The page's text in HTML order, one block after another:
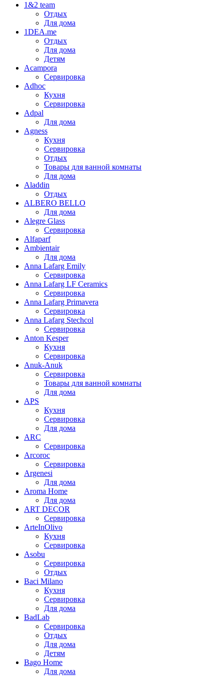
1&2 team
Отдых
Для дома
1DEA.me
Отдых
Для дома
Детям
Acampora
Сервировка
Adhoc
Кухня
Сервировка
Adpal
Для дома
Agness
Кухня
Сервировка
Отдых
Товары для ванной комнаты
Для дома
Aladdin
Отдых
ALBERO BELLO
Для дома
Alegre Glass
Сервировка
Alfaparf
Ambientair
Для дома
Anna Lafarg Emily
Сервировка
Anna Lafarg LF Ceramics
Сервировка
Anna Lafarg Primavera
Сервировка
Anna Lafarg Stechcol
Сервировка
Anton Kesper
Кухня
Сервировка
Anuk-Anuk
Сервировка
Товары для ванной комнаты
Для дома
APS
Кухня
Сервировка
Для дома
ARC
Сервировка
Arcoroc
Сервировка
Argenesi
Для дома
Aroma Home
Для дома
ART DECOR
Сервировка
ArteInOlivo
Кухня
Сервировка
Asobu
Сервировка
Отдых
Baci Milano
Кухня
Сервировка
Для дома
BadLab
Сервировка
Отдых
Для дома
Детям
Bago Home
Для дома